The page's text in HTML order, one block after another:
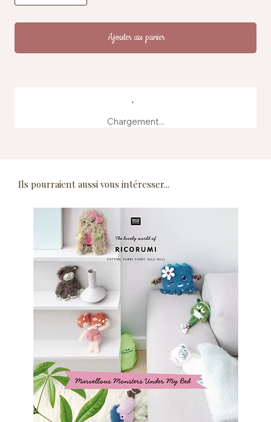
Fabrication : produit à partir d'eaux de teinture
recyclées
Ajouter au panier
Chargement...
Ils pourraient aussi vous intéresser...